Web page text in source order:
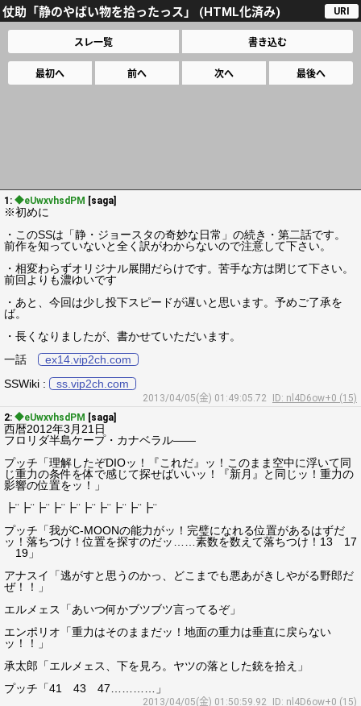
仗助「静のやばい物を拾ったっス」 (HTML化済み) URI
スレ一覧 書き込む
最初へ 前へ 次へ 最後へ
1: ◆eUwxvhsdPM [saga]
※初めに
・このSSは「静・ジョースタの奇妙な日常」の続き・第二話です。
前作を知っていないと全く訳がわからないので注意して下さい。
・相変わらずオリジナル展開だらけです。苦手な方は閉じて下さい。
前回よりも濃ゆいです
・あと、今回は少し投下スピードが遅いと思います。予めご了承を
ば。
・長くなりましたが、書かせていただいます。
一話
ex14.vip2ch.com
SSWiki :
ss.vip2ch.com
2013/04/05(金) 01:49:05.72
ID: nl4D6ow+0 (15)
2: ◆eUwxvhsdPM [saga]
西暦2012年3月21日
フロリダ半島ケープ・カナベラル――
プッチ「理解したぞDIOッ！『これだ』ッ！このまま空中に浮いて同
じ重力の条件を体で感じて探せばいいッ！『新月』と同じッ！重力の
影響の位置をッ！」
┣¨┣¨┣¨┣¨┣¨┣¨┣¨┣¨┣¨┣¨
プッチ「我がC-MOONの能力がッ！完璧になれる位置があるはずだ
ッ！落ちつけ！位置を探すのだッ……素数を数えて落ちつけ！13 17
19」
アナスイ「逃がすと思うのかっ、どこまでも悪あがきしやがる野郎だ
ぜ！！」
エルメェス「あいつ何かブツブツ言ってるぞ」
エンポリオ「重力はそのままだッ！地面の重力は垂直に戻らない
ッ！！」
承太郎「エルメェス、下を見ろ。ヤツの落とした銃を拾え」
プッチ「41 43 47…………」
2013/04/05(金) 01:50:59.92
ID: nl4D6ow+0 (15)